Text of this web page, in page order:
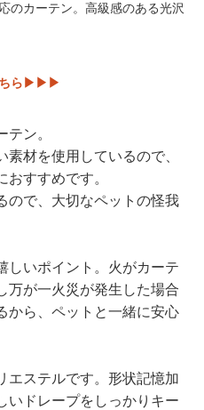
のカーテン。高級感のある光沢
ちら▶▶▶
ン。
材を使用しているので、
すすめです。
ので、大切なペットの怪我
しいポイント。火がカーテ
万が一火災が発生した場合
から、ペットと一緒に安心
エステルです。形状記憶加
いドレープをしっかりキー